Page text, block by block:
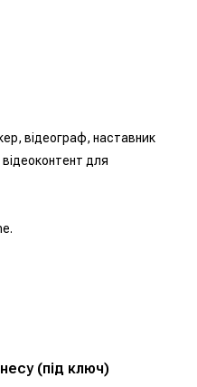
відеограф, наставник
для
(під ключ)